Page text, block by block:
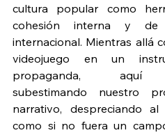
cultura popular como
cohesión interna y de
internacional. Mientras allá
videojuego en un
propaganda, aquí
subestimando nuestro
narrativo, despreciando al
como si no fuera un